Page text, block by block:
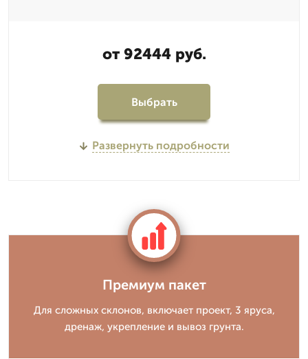
от 92444 руб.
Выбрать
Развернуть подробности
Премиум пакет
Для сложных склонов, включает проект, 3 яруса,
дренаж, укрепление и вывоз грунта.